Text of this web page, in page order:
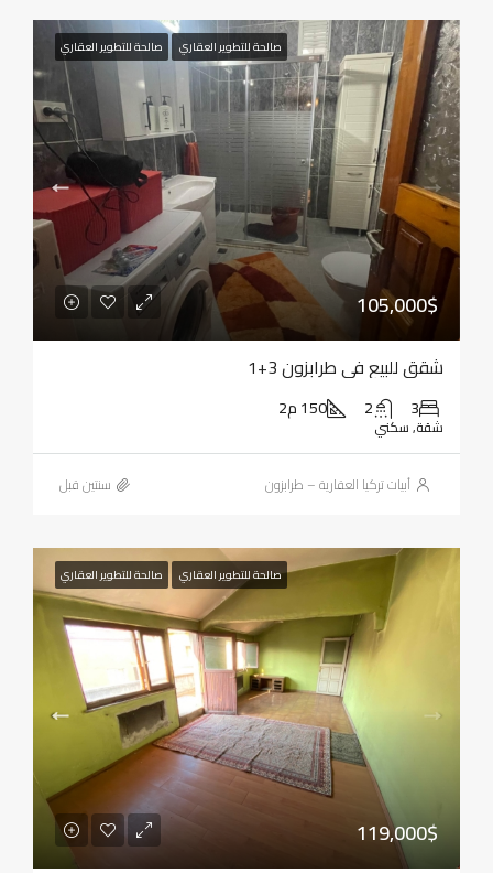
صالحة للتطوير العقاري صالحة للتطوير العقاري
105,000$
شقق للبيع في طرابزون 3+1
3
2 150 م2
شقة, سكني
أبيات تركيا العقارية – طرابزون ‏سنتين قبل
صالحة للتطوير العقاري صالحة للتطوير العقاري
119,000$